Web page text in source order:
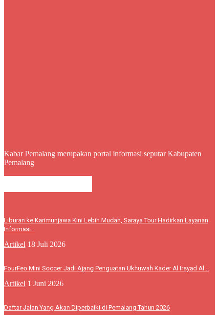
Kabar Pemalang merupakan portal informasi seputar Kabupaten
Pemalang
Liburan ke Karimunjawa Kini Lebih Mudah, Saraya Tour Hadirkan Layanan
Informasi...
Artikel 18 Juli 2026
FourFeo Mini Soccer Jadi Ajang Penguatan Ukhuwah Kader Al Irsyad Al...
Artikel 1 Juni 2026
Daftar Jalan Yang Akan Diperbaiki di Pemalang Tahun 2026